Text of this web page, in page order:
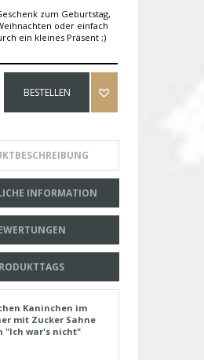
zum Geburtstag,
oder einfach
ein kleines Präsent ;)
BESTELLEN
INFORMATION
Kaninchen im
mit Zucker Sahne
"Ich war's nicht"